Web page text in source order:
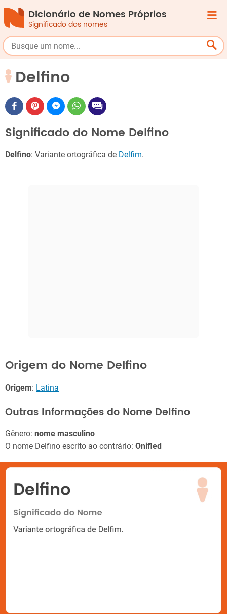
Dicionário de Nomes Próprios
Significado dos nomes
Delfino
Significado do Nome Delfino
Delfino: Variante ortográfica de Delfim.
Origem do Nome Delfino
Origem: Latina
Outras Informações do Nome Delfino
Gênero: nome masculino
O nome Delfino escrito ao contrário: Onifled